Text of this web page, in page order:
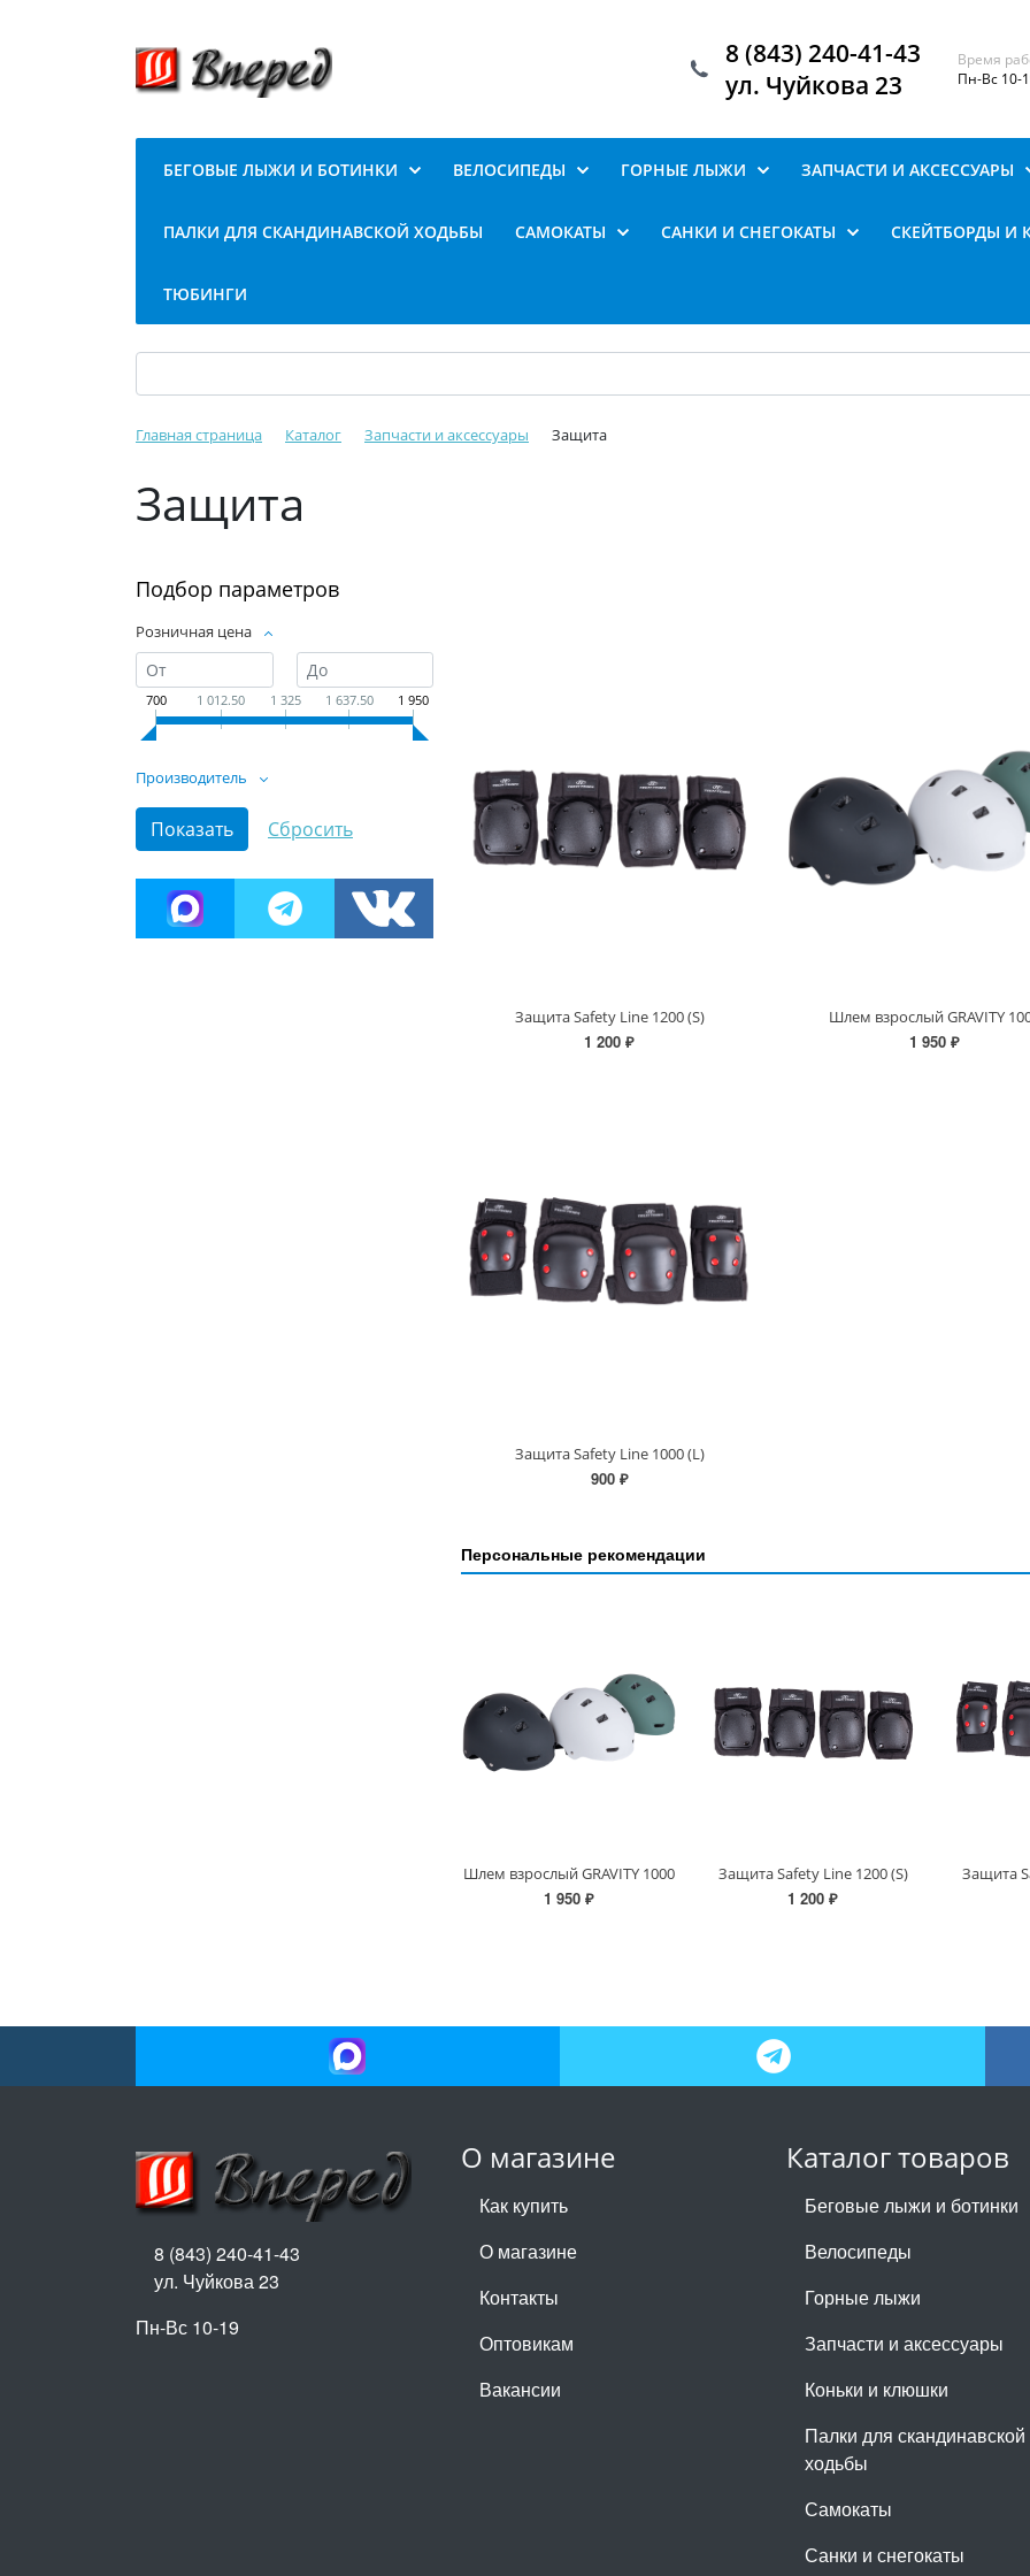
8 (843) 240-41-43
ул. Чуйкова 23
Время
Пн-Вс 10-
БЕГОВЫЕ ЛЫЖИ И БОТИНКИ ВЕЛОСИПЕДЫ ГОРНЫЕ ЛЫЖИ ЗАПЧАСТИ И АКСЕССУАРЫ
ПАЛКИ ДЛЯ СКАНДИНАВСКОЙ ХОДЬБЫ САМОКАТЫ САНКИ И СНЕГОКАТЫ СКЕЙТБОРДЫ И
ТЮБИНГИ
Главная страница Каталог Запчасти и аксессуары Защита
Защита
Подбор параметров
Розничная цена
700 1 012.50 1 325 1 637.50 1 950
Производитель
Защита Safety Line 1200 (S)
1 200 ₽
Шлем взрослый GRAVITY
1 950 ₽
Защита Safety Line 1000 (L)
900 ₽
Персональные рекомендации
Шлем взрослый GRAVITY 1000
1 950 ₽
Защита Safety Line 1200 (S)
1 200 ₽
Защита
О магазине
Как купить
О магазине
Контакты
Оптовикам
Вакансии
Каталог товаров
Беговые лыжи и ботинки
Велосипеды
Горные лыжи
Запчасти и аксессуары
Коньки и клюшки
Палки для скандинавской
ходьбы
Самокаты
Санки и снегокаты
8 (843) 240-41-43
ул. Чуйкова 23
Пн-Вс 10-19